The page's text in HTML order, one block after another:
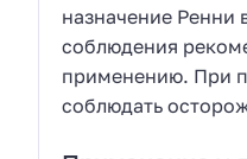
назначение Ренни
соблюдения
применению. При
соблюдать